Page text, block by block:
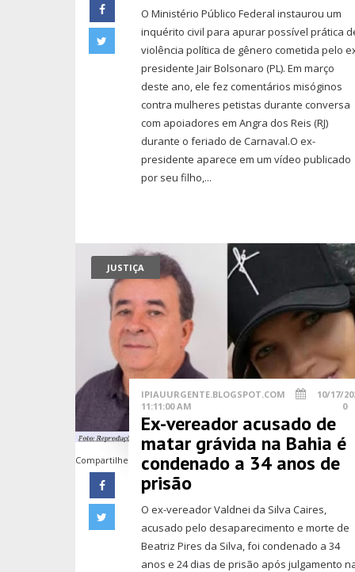
O Ministério Público Federal instaurou um
inquérito civil para apurar possível prática
violência política de gênero cometida pelo
presidente Jair Bolsonaro (PL). Em março
deste ano, ele fez comentários misóginos
contra mulheres petistas durante conversa
com apoiadores em Angra dos Reis (RJ)
durante o feriado de Carnaval.O ex-
presidente aparece em um vídeo publicado
por seu filho,...
JUSTIÇA
Compartilhe
IPIAUURGENTE.BLOGSPOT.COM
10/17/
11:11:00 AM
0
Ex-vereador acusado de
matar grávida na Bahia é
condenado a 34 anos de
prisão
O ex-vereador Valdnei da Silva Caires,
acusado pelo desaparecimento e morte de
Beatriz Pires da Silva, foi condenado a 34
anos e 24 dias de prisão após julgamento